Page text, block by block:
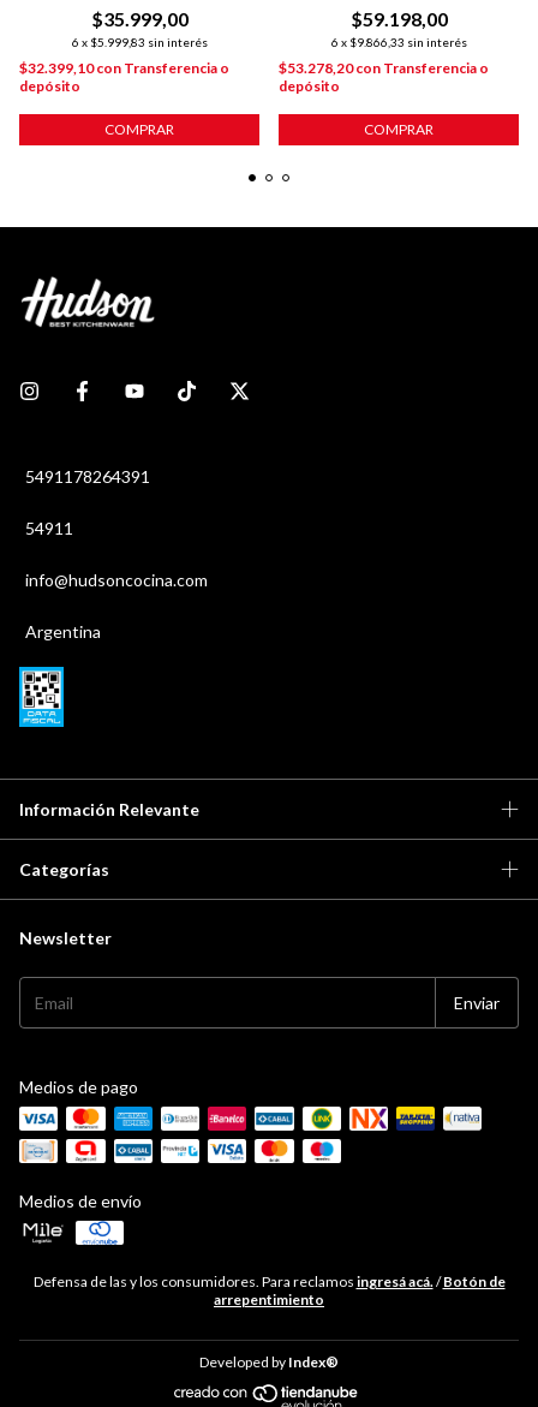
$35.999,00
6 x $5.999,83 sin interés
$32.399,10con Transferencia o
depósito
COMPRAR
INDUCCIÓN
$59.198,00
6 x $9.866,33 sin interés
$53.278,20con Transferencia o
depósito
COMPRAR
5491178264391
54911
info@hudsoncocina.com
Argentina
Información Relevante
Categorías
Newsletter
Medios de pago
Medios de envío
Defensa de las y los consumidores. Para reclamos ingresá acá./ Botón de
arrepentimiento
Developed by Index®